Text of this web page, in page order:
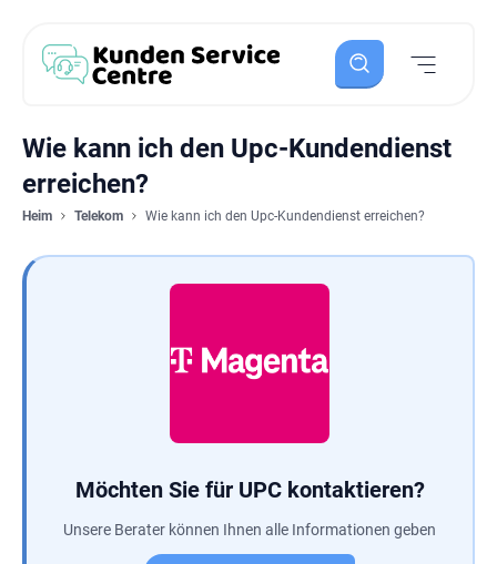
Wie kann ich den Upc-Kundendienst
erreichen?
Heim Telekom Wie kann ich den Upc-Kundendienst erreichen?
Möchten Sie für UPC kontaktieren?
Unsere Berater können Ihnen alle Informationen geben